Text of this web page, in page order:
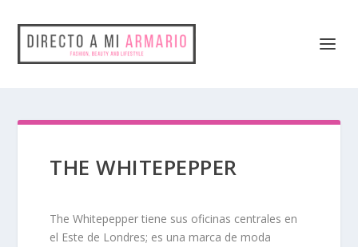
THE WHITEPEPPER
The Whitepepper tiene sus oficinas centrales en
el Este de Londres; es una marca de moda